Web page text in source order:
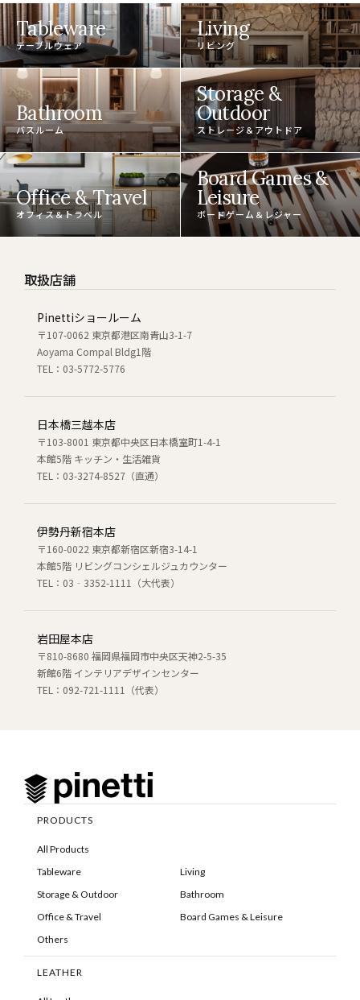
Tableware
テーブルウェア
Living
リビング
Bathroom
バスルーム
Storage &
Outdoor
ストレージ＆アウトドア
Office & Travel
オフィス＆トラベル
Board Games &
Leisure
ボードゲーム＆レジャー
取扱店舗
Pinettiショールーム
〒107-0062 東京都港区南青山3-1-7
Aoyama Compal Bldg1階
TEL：03-5772-5776
日本橋三越本店
〒103-8001 東京都中央区日本橋室町1-4-1
本館5階 キッチン・生活雑貨
TEL：03-3274-8527（直通）
伊勢丹新宿本店
〒160-0022 東京都新宿区新宿3-14-1
本館5階 リビングコンシェルジュカウンター
TEL：03‐3352-1111（大代表）
岩田屋本店
〒810-8680 福岡県福岡市中央区天神2-5-35
新館6階 インテリアデザインセンター
TEL：092-721-1111（代表）
PRODUCTS
All Products
Tableware
Living
Storage & Outdoor
Bathroom
Office & Travel
Board Games & Leisure
Others
LEATHER